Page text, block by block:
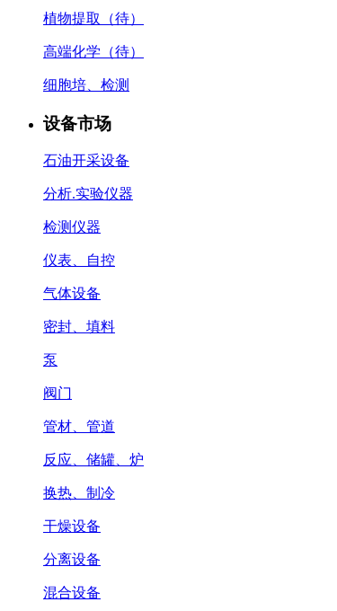
植物提取（待）
高端化学（待）
细胞培、检测
设备市场
石油开采设备
分析.实验仪器
检测仪器
仪表、自控
气体设备
密封、填料
泵
阀门
管材、管道
反应、储罐、炉
换热、制冷
干燥设备
分离设备
混合设备